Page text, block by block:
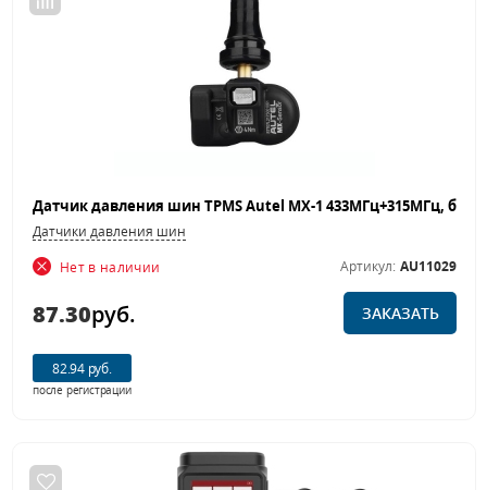
Датчики давления шин
Нет в наличии
Артикул: AU11029
87.30руб. ЗАКАЗАТЬ
82.94 руб.
после регистрации